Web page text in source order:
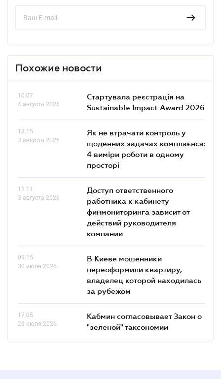
Похожие новости
10.07
4 августа 2026
Стартувала реєстрація на
Sustainable Impact Award 2026
13.15
3 августа 2026
Як не втрачати контроль у
щоденних задачах комплаєнса:
4 виміри роботи в одному
просторі
11.11
3 августа 2026
Доступ ответственного
работника к кабинету
финмониторинга зависит от
действий руководителя
компании
09.15
30 июля 2026
В Киеве мошенники
переоформили квартиру,
владелец которой находилась
за рубежом
17.05
29 июля 2026
Кабмин согласовывает Закон о
"зеленой" таксономии